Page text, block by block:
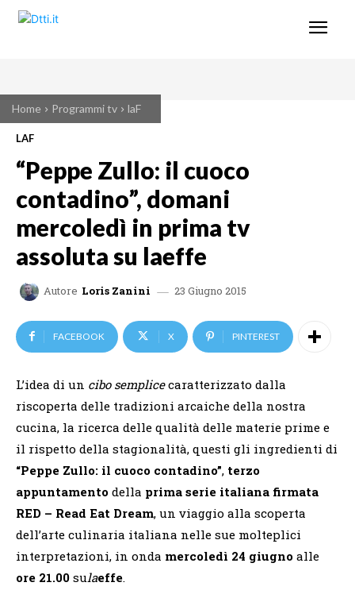
Home Programmi tv laF
LAF
“Peppe Zullo: il cuoco
contadino”, domani
mercoledì in prima tv
assoluta su laeffe
Autore Loris Zanini 23 Giugno 2015
FACEBOOK X PINTEREST
L’idea di un cibo semplicecaratterizzato dalla
riscoperta delle tradizioni arcaiche della nostra
cucina, la ricerca delle qualità delle materie prime e
il rispetto della stagionalità, questi gli ingredienti di
“Peppe Zullo: il cuoco contadino”, terzo
appuntamento della prima serie italiana firmata
RED – Read Eat Dream, un viaggio alla scoperta
dell’arte culinaria italiana nelle sue molteplici
interpretazioni, in onda mercoledì 24 giugno alle
ore 21.00 sulaeffe.